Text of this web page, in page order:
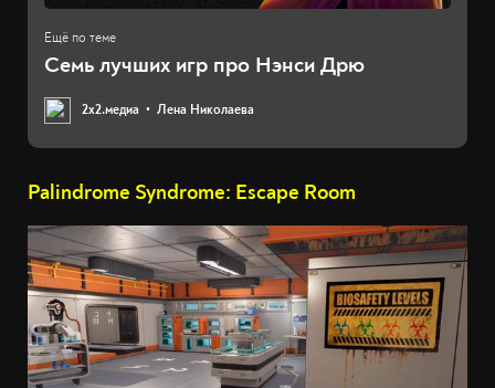
Семь лучших игр про Нэнси Дрю
2х2.медиа Лена Николаева
Palindrome Syndrome: Escape Room